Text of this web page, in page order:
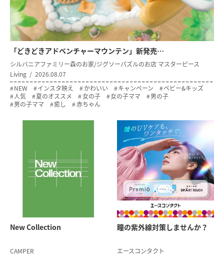
「どきどきアドベンチャーマウンテン」新発売…
シルバニアファミリー森のお家/ジグソーパズルのお店 マスターピース
Living
2026.08.07
NEW
インスタ映え かわいい キャンペーン
ベビー&キッズ
人気
夏のオススメ 女の子 女の子ママ
男の子
男の子ママ
癒し 赤ちゃん
New Collection
CAMPER
瞳の紫外線対策しませんか？
エースコンタクト